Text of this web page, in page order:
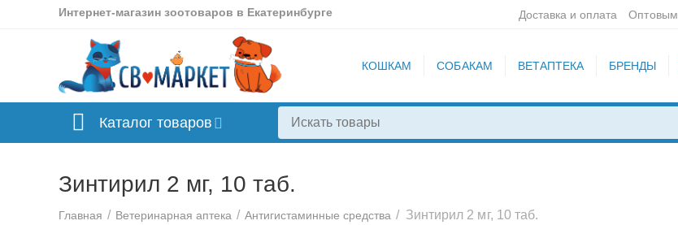
Интернет-магазин зоотоваров в Екатеринбурге Доставка и оплата Оптовым
КОШКАМ СОБАКАМ ВЕТАПТЕКА БРЕНДЫ
Каталог товаров
Зинтирил 2 мг, 10 таб.
Главная / Ветеринарная аптека / Антигистаминные средства / Зинтирил 2 мг, 10 таб.